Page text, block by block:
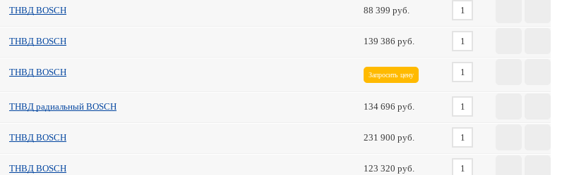
ТНВД BOSCH 88 399
ТНВД BOSCH 139 386
ТНВД BOSCH Запросить цену
ТНВД радиальный BOSCH 134 696
ТНВД BOSCH 231 900
ТНВД BOSCH 123 320